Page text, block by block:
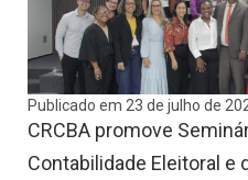
Publicado em 23 de julho de
CRCBA promove
Contabilidade Eleitoral e